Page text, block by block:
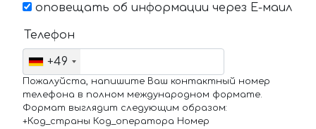
оповещать об информации через Е-маил
Телефон
+49
Пожалуйста, напишите Ваш контактный номер
телефона в полном международном формате.
Формат выглядит следующим образом:
+Код_страны Код_оператора Номер